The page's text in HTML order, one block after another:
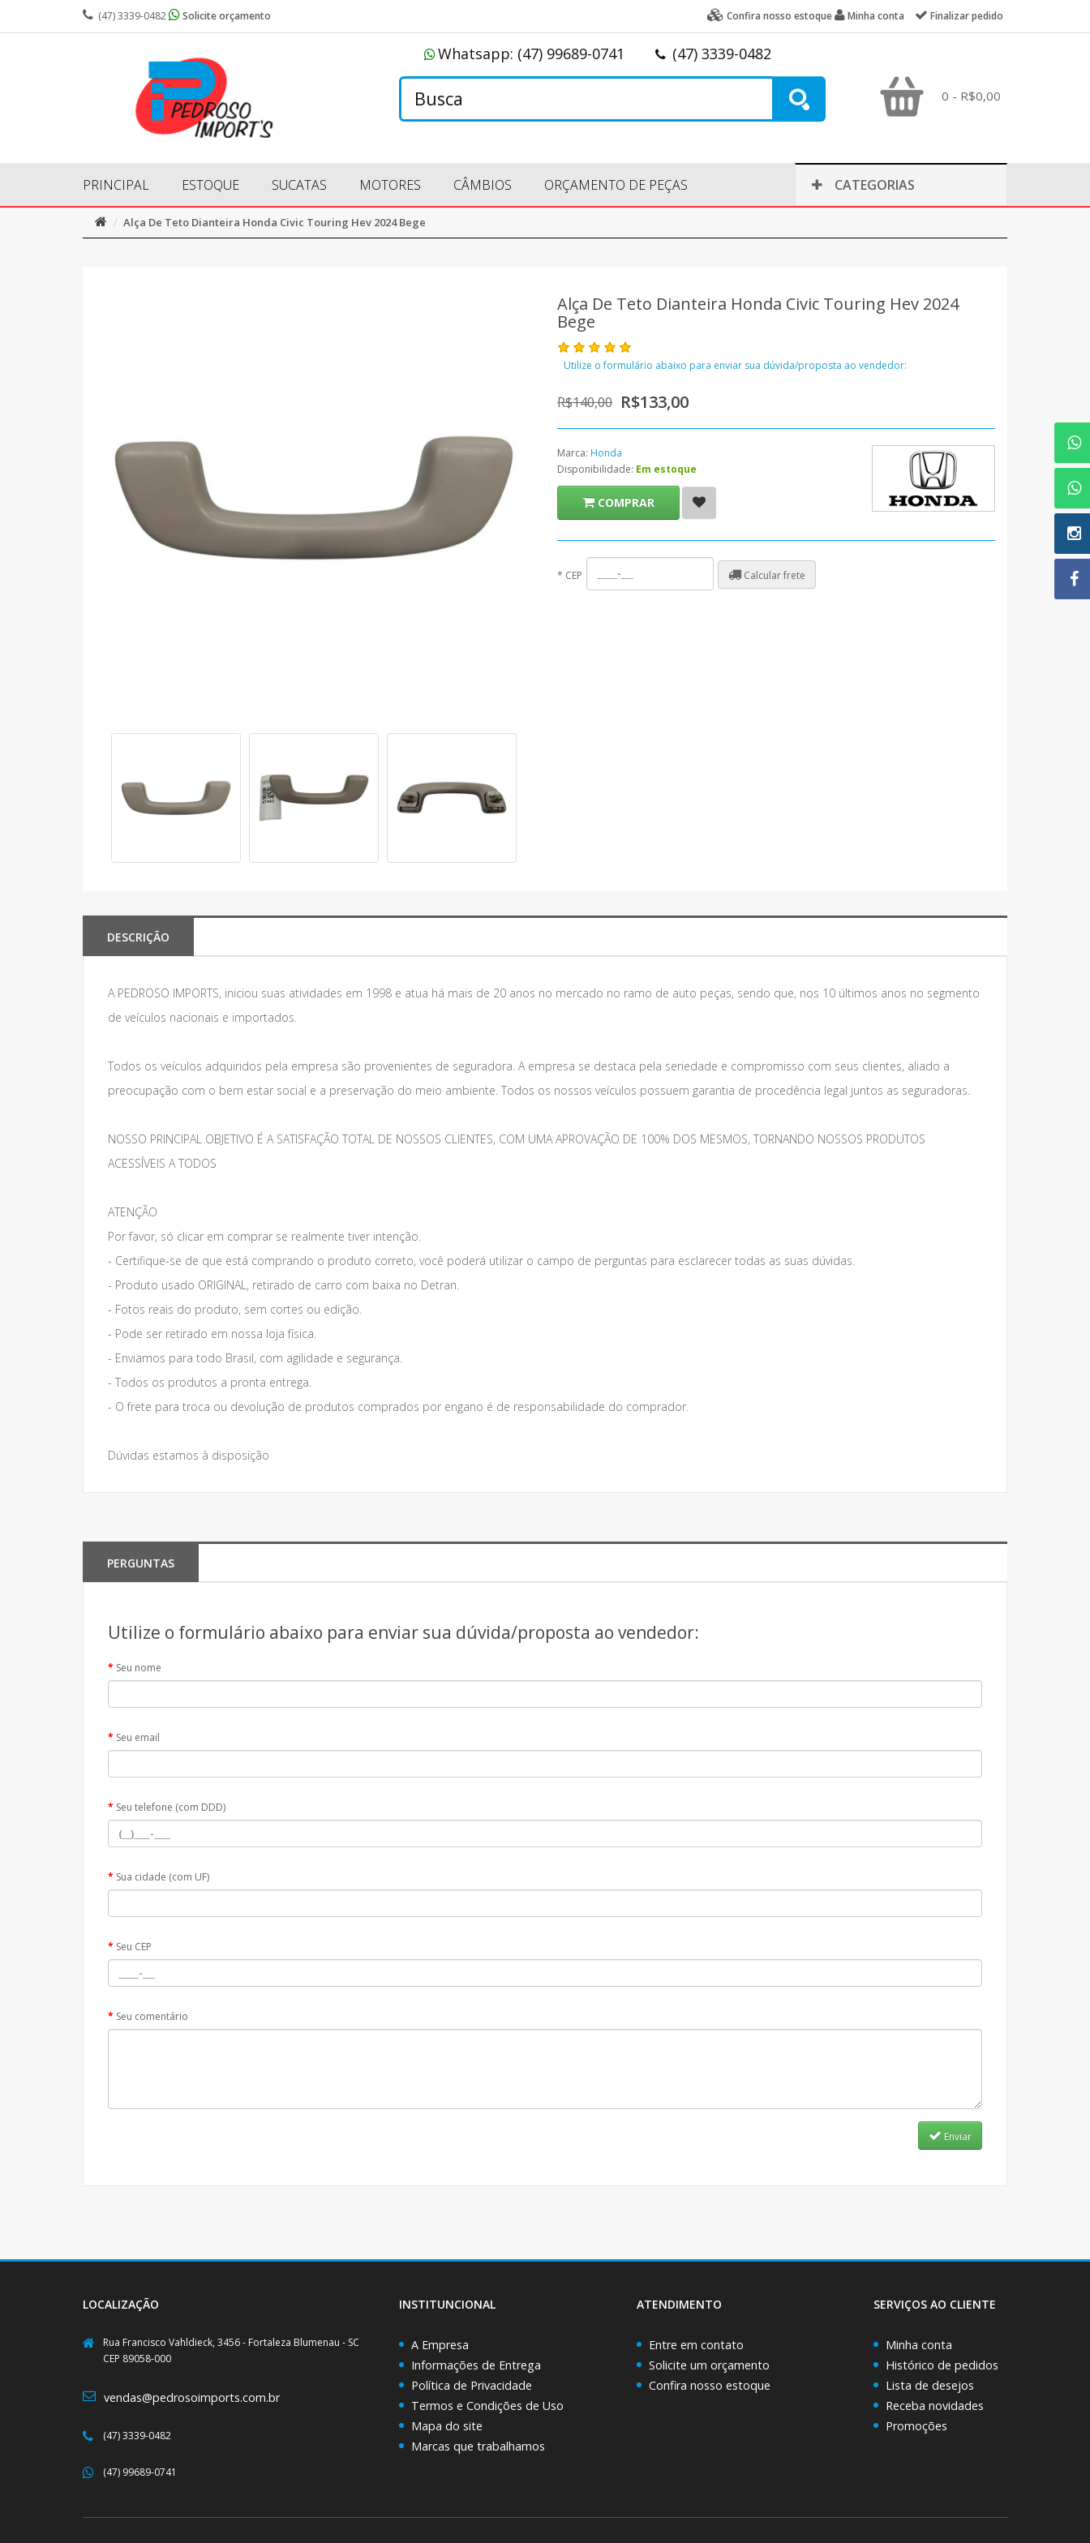
(47) 3339-0482 Solicite orçamento Confira nosso estoque Minha conta Finalizar pedido
Whatsapp: (47) 99689-0741 (47) 3339-0482
0 - R$0,00
PRINCIPAL ESTOQUE SUCATAS MOTORES CÂMBIOS ORÇAMENTO DE PEÇAS CATEGORIAS
Alça De Teto Dianteira Honda Civic Touring Hev 2024 Bege
Alça De Teto Dianteira Honda Civic Touring Hev 2024
Bege
Utilize o formulário abaixo para enviar sua dúvida/proposta ao vendedor:
R$140,00 R$133,00
Marca: Honda
Disponibilidade: Em estoque
COMPRAR
* CEP Calcular frete
DESCRIÇÃO
A PEDROSO IMPORTS, iniciou suas atividades em 1998 e atua há mais de 20 anos no mercado no ramo de auto peças, sendo que, nos 10 últimos anos no segmento
de veículos nacionais e importados.
Todos os veículos adquiridos pela empresa são provenientes de seguradora. A empresa se destaca pela seriedade e compromisso com seus clientes, aliado a
preocupação com o bem estar social e a preservação do meio ambiente. Todos os nossos veículos possuem garantia de procedência legal juntos as seguradoras.
NOSSO PRINCIPAL OBJETIVO É A SATISFAÇÃO TOTAL DE NOSSOS CLIENTES, COM UMA APROVAÇÃO DE 100% DOS MESMOS, TORNANDO NOSSOS PRODUTOS
ACESSÍVEIS A TODOS
ATENÇÃO
Por favor, só clicar em comprar se realmente tiver intenção.
- Certifique-se de que está comprando o produto correto, você poderá utilizar o campo de perguntas para esclarecer todas as suas dúvidas.
- Produto usado ORIGINAL, retirado de carro com baixa no Detran.
- Fotos reais do produto, sem cortes ou edição.
- Pode ser retirado em nossa loja física.
- Enviamos para todo Brasil, com agilidade e segurança.
- Todos os produtos a pronta entrega.
- O frete para troca ou devolução de produtos comprados por engano é de responsabilidade do comprador.
Dúvidas estamos à disposição
PERGUNTAS
Utilize o formulário abaixo para enviar sua dúvida/proposta ao vendedor:
Seu nome
Seu email
Seu telefone (com DDD)
Sua cidade (com UF)
Seu CEP
Seu comentário
Enviar
LOCALIZAÇÃO
Rua Francisco Vahldieck, 3456 - Fortaleza Blumenau - SC
CEP 89058-000
vendas@pedrosoimports.com.br
(47) 3339-0482
(47) 99689-0741
INSTITUNCIONAL
A Empresa
Informações de Entrega
Política de Privacidade
Termos e Condições de Uso
Mapa do site
Marcas que trabalhamos
ATENDIMENTO
Entre em contato
Solicite um orçamento
Confira nosso estoque
SERVIÇOS AO CLIENTE
Minha conta
Histórico de pedidos
Lista de desejos
Receba novidades
Promoções